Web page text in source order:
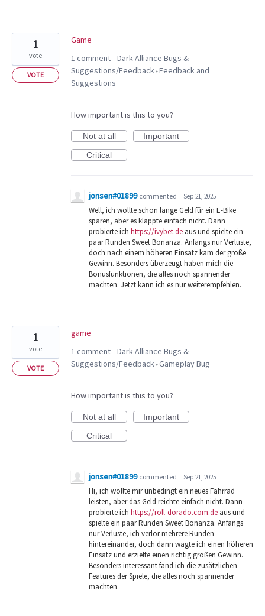
Game
1
vote
VOTE
1 comment · Dark Alliance Bugs &
Suggestions/Feedback»Feedback and
Suggestions
How important is this to you?
Not at all
Important
Critical
jonsen#01899 commented · Sep 21, 2025
Well, ich wollte schon lange Geld für ein E-Bike
sparen, aber es klappte einfach nicht. Dann
probierte ich https://ivybet.de aus und spielte ein
paar Runden Sweet Bonanza. Anfangs nur Verluste,
doch nach einem höheren Einsatz kam der große
Gewinn. Besonders überzeugt haben mich die
Bonusfunktionen, die alles noch spannender
machten. Jetzt kann ich es nur weiterempfehlen.
game
1
vote
VOTE
1 comment · Dark Alliance Bugs &
Suggestions/Feedback»Gameplay Bug
How important is this to you?
Not at all
Important
Critical
jonsen#01899 commented · Sep 21, 2025
Hi, ich wollte mir unbedingt ein neues Fahrrad
leisten, aber das Geld reichte einfach nicht. Dann
probierte ich https://roll-dorado.com.de aus und
spielte ein paar Runden Sweet Bonanza. Anfangs
nur Verluste, ich verlor mehrere Runden
hintereinander, doch dann wagte ich einen höheren
Einsatz und erzielte einen richtig großen Gewinn.
Besonders interessant fand ich die zusätzlichen
Features der Spiele, die alles noch spannender
machten.